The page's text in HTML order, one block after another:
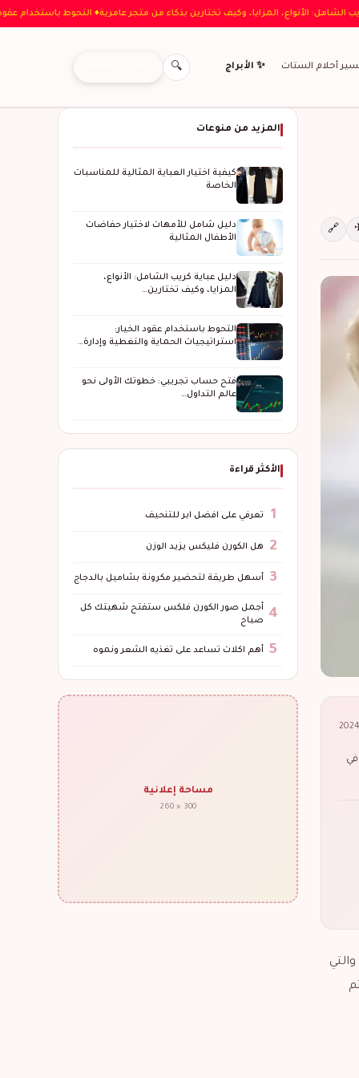
دليل عباية كريب الشامل: الأنواع، المزايا، وكيف تختارين بذكاء من متجر عامرية♦ التحوط
أحلام الستات ✨ الأبراج 🔍
🔗
المزيد من منوعات
كيفية اختيار العباية المثالية للمناسبات
الخاصة
دليل شامل للأمهات لاختيار حفاضات
الأطفال المثالية
دليل عباية كريب الشامل: الأنواع،
المزايا، وكيف تختارين…
التحوط باستخدام عقود الخيار:
استراتيجيات الحماية والتغطية وإدارة…
فتح حساب تجريبي: خطوتك الأولى نحو
عالم التداول…
الأكثر قراءة
1 تعرفي على افضل ابر للتنحيف
2 هل الكورن فليكس يزيد الوزن
3 أسهل طريقة لتحضير مكرونة بشاميل بالدجاج
4
أجمل صور الكورن فلكس ستفتح شهيتك كل
صباح
5 أهم اكلات تساعد على تغذيه الشعر ونموه
مساحة إعلانية
300 × 260